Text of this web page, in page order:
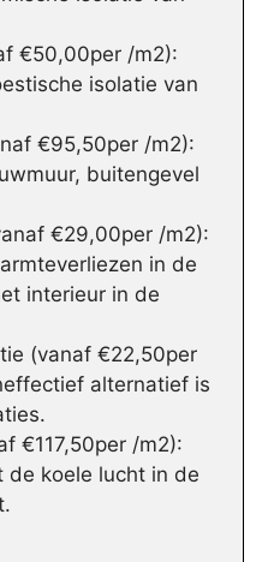
€50,00per /m2):
isolatie van
€95,50per /m2):
buitengevel
€29,00per /m2):
in de
interieur in de
(vanaf €22,50per
alternatief is
€117,50per /m2):
de koele lucht in de